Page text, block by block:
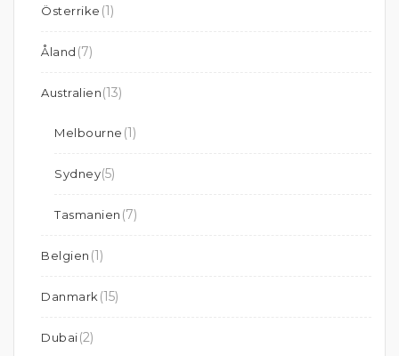
Österrike (1)
Åland (7)
Australien(13)
Melbourne (1)
Sydney(5)
Tasmanien (7)
Belgien (1)
Danmark (15)
Dubai(2)